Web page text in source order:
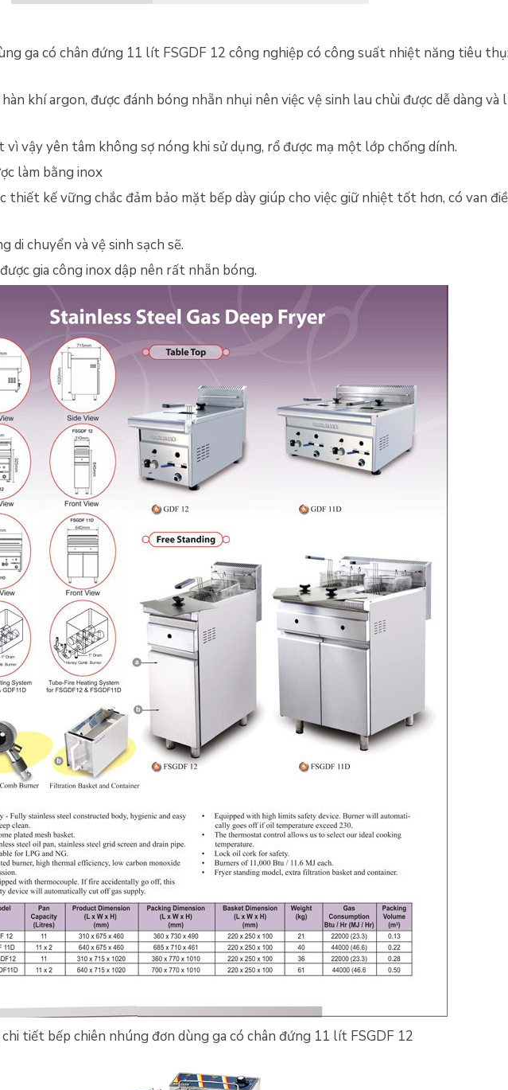
ga có chân đứng 11 lít FSGDF 12 công nghiệp có công suất nhiệt năng tiêu thụ:
khí argon, được đánh bóng nhẵn nhụi nên việc vệ sinh lau chùi được dễ dàng và
vì vậy yên tâm không sợ nóng khi sử dụng, rổ được mạ một lớp chống dính.
làm bằng inox
thiết kế vững chắc đảm bảo mặt bếp dày giúp cho việc giữ nhiệt tốt hơn, có van
di chuyển và vệ sinh sạch sẽ.
gia công inox dập nên rất nhẵn bóng.
tiết bếp chiên nhúng đơn dùng ga có chân đứng 11 lít FSGDF 12